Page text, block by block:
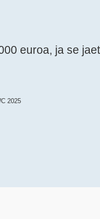
euroa, ja se
2025